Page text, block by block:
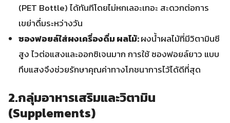
(PET Bottle) ได้ทันทีโดยไม่หกเลอะเทอะ สะดวกต่อการ
เขย่าดื่มระหว่างวัน
ซองฟอยล์ใส่ผงเครื่องดื่ม ผลไม้:ผงน้ำผลไม้ที่มีวิตามินซี
สูง ไวต่อแสงและออกซิเจนมาก การใช้ ซองฟอยล์ยาว แบบ
ทึบแสงจึงช่วยรักษาคุณค่าทางโภชนาการไว้ได้ดีที่สุด
2.กลุ่มอาหารเสริมและวิตามิน
(Supplements)